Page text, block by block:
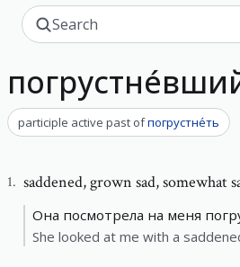
participle active past ofпогрустне́ть
1. saddened,grown sad, somewhat
Она посмотрела на меня
She looked at me with a